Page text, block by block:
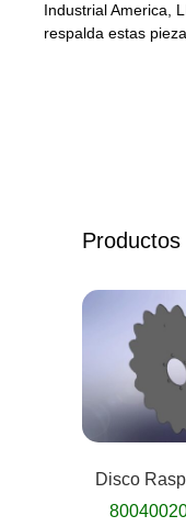
Industrial America,
respalda estas
Disco